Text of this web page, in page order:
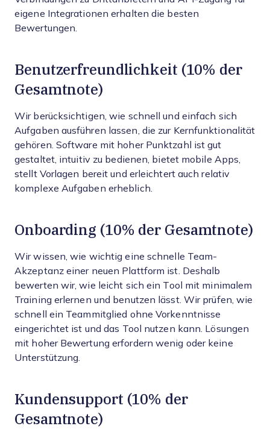
eigene Integrationen erhalten die besten
Bewertungen.
Benutzerfreundlichkeit (10% der
Gesamtnote)
Wir berücksichtigen, wie schnell und einfach sich
Aufgaben ausführen lassen, die zur Kernfunktionalität
gehören. Software mit hoher Punktzahl ist gut
gestaltet, intuitiv zu bedienen, bietet mobile Apps,
stellt Vorlagen bereit und erleichtert auch relativ
komplexe Aufgaben erheblich.
Onboarding (10% der Gesamtnote)
Wir wissen, wie wichtig eine schnelle Team-
Akzeptanz einer neuen Plattform ist. Deshalb
bewerten wir, wie leicht sich ein Tool mit minimalem
Training erlernen und benutzen lässt. Wir prüfen, wie
schnell ein Teammitglied ohne Vorkenntnisse
eingerichtet ist und das Tool nutzen kann. Lösungen
mit hoher Bewertung erfordern wenig oder keine
Unterstützung.
Kundensupport (10% der
Gesamtnote)